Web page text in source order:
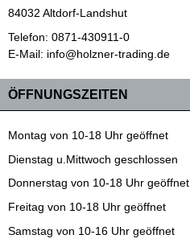
84032 Altdorf-Landshut
Telefon: 0871-430911-0
E-Mail: info@holzner-trading.de
ÖFFNUNGSZEITEN
Montag von 10-18 Uhr geöffnet
Dienstag u.Mittwoch geschlossen
Donnerstag von 10-18 Uhr geöffnet
Freitag von 10-18 Uhr geöffnet
Samstag von 10-16 Uhr geöffnet